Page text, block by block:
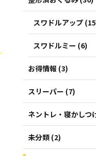
スワドルアップ
スワドルミー (6)
お得情報 (3)
スリーパー (7)
ネントレ・寝かしつ
未分類 (2)